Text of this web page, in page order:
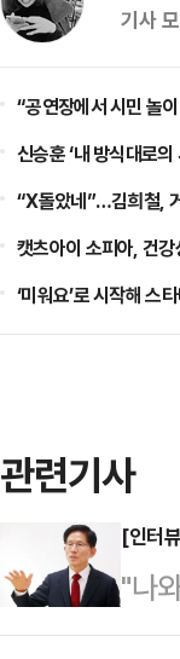
기사
“공연장에서 시민 놀
신승훈 ‘내 방식대로의
“X돌았네”…김희철,
캣츠아이 소피아, 건
‘미워요’로 시작해 스
관련기사
[인터
"나
(제